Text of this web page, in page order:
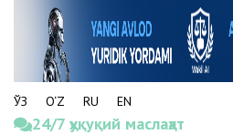
ЎЗ O‘Z RU EN
24/7 ҳуқуқий маслаҳат